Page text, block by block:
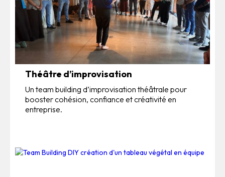
Théâtre d’improvisation
Un team building d’improvisation théâtrale pour
booster cohésion, confiance et créativité en
entreprise.